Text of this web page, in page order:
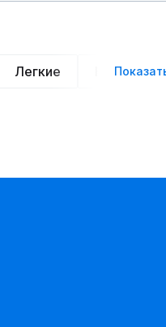
Легкие Нарядные